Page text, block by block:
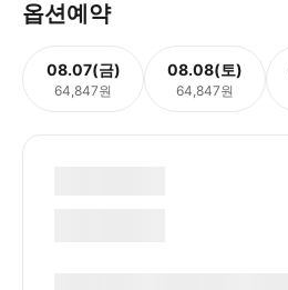
옵션예약
08.07(금)
64,847원
08.08(토)
64,847원